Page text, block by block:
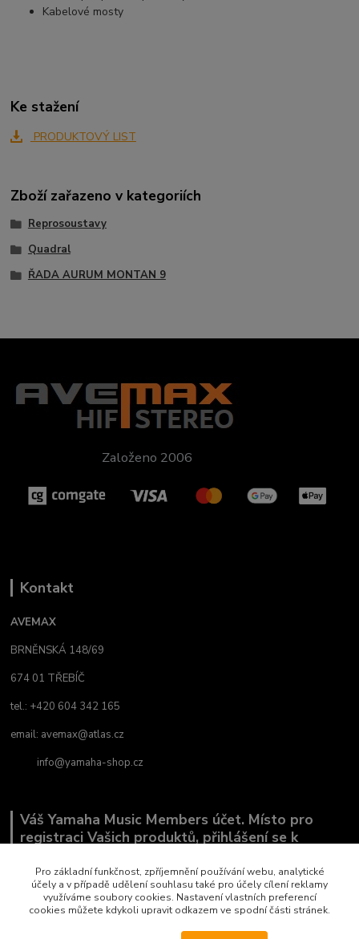
Kabelové mosty
Ke stažení
PRODUKTOVÝ LIST
Zboží zařazeno v kategoriích
Reprosoustavy
Quadral
ŘADA AURUM MONTAN 9
Založeno 2006
Kontakt
AVEMAX
BRNĚNSKÁ 148/69
674 01 TŘEBÍČ
tel.: +420 604 342 165
email: avemax@atlas.cz
info@yamaha-shop.cz
Váš Yamaha Music Members účet. Místo pro
registraci Vašich produktů, přihlášení se k
co Vás zajímá.
Pro základní funkčnost, zpříjemnění používání webu, analytické
účely a v případě udělení souhlasu také pro účely cílení reklamy
využíváme soubory cookies. Nastavení vlastních preferencí
cookies můžete kdykoli upravit odkazem ve spodní části stránek.